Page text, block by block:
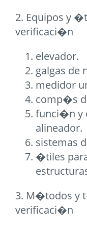
2. Equipos y
verificaci�n
elevador.
galgas de
medidor
comp�s
funci�n y
alineador.
sistemas
�tiles
3. M�todos y
verificaci�n